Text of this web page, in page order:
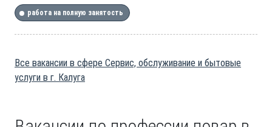
работа на полную занятость
Все вакансии в сфере Сервис, обслуживание и бытовые
услуги в г. Калуга